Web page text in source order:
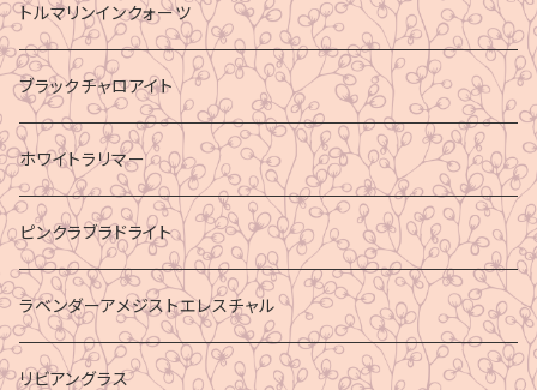
トルマリンインクォーツ
ブラックチャロアイト
ホワイトラリマー
ピンクラブラドライト
ラベンダーアメジストエレスチャル
リビアングラス